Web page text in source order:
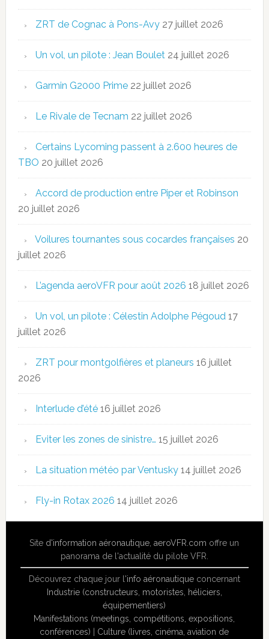
ZRT de Cognac à Pons-Avy 27 juillet 2026
Un vol, un pilote : Jean Boulet 24 juillet 2026
Garmin G2000 Prime 22 juillet 2026
Le Rivale de Tecnam 22 juillet 2026
Certains Lycoming passent à 2.600 heures de
TBO 20 juillet 2026
Accord de production entre Piper et Robinson
20 juillet 2026
Voilures tournantes sous cocardes françaises 20
juillet 2026
L’agenda aeroVFR pour août 2026 18 juillet 2026
Un vol, un pilote : Célestin Adolphe Pégoud 17
juillet 2026
ZRT pour montgolfières et planeurs 16 juillet
2026
Interlude d’été 16 juillet 2026
Eviter les zones de sinistre… 15 juillet 2026
La situation météo par Ventusky 14 juillet 2026
Fly-in Rotax 2026 14 juillet 2026
Site d'information aéronautique ,aeroVFR.com offre un
panorama de l'actualité du pilote VFR.
Découvrez chaque jour l'info aéronautiqueconcernant
Industrie (constructeurs, motoristes, héliciers,
équipementiers)
Manifestations (meetings, compétitions, expositions,
conférences)
Culture (livres, cinéma, aviation de